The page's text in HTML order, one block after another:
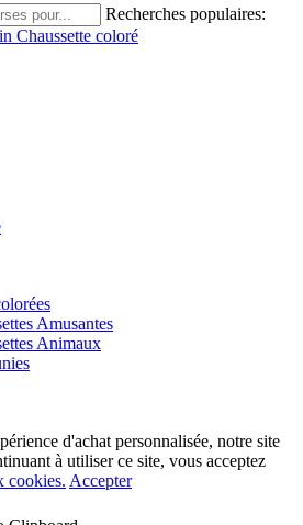
Recherches populaires:
Chaussette coloré
Amusantes
Animaux
d'achat personnalisée, notre site
à utiliser ce site, vous acceptez
cookies. Accepter